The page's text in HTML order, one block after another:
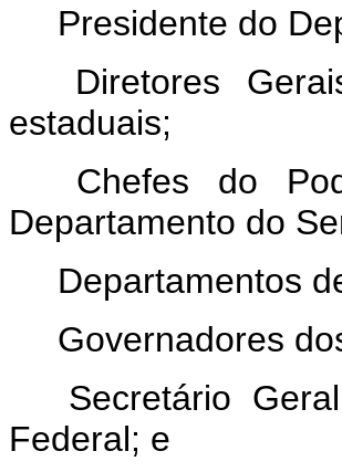
Presidente do
Diretores
estaduais;
Chefes do
Departamento do
Departamentos
Governadores
Secretário
Federal; e